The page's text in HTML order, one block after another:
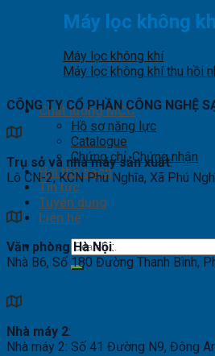
Máy lọc không
Máy lọc không khí
Máy lọc không khí thu hồi
Chất lượng MCC
Hồ sơ năng lực
Catalogue
Chứng chỉ, Chứng nhận
Hơi thở sạch
Tin tức
Tuyển dụng
Liên hệ
Search
for:
CÔNG TY CỔ PHẦN CÔNG NGHỆ
Trụ sở và nhà máy sản xuất:
Lô CN-2, KCN Phú Nghĩa, Xã Phú
Văn phòng Hà Nội:
Nhà B6, Số 180 Đường Thanh Bình,
Nhà máy 2:
Nhà máy 2: Số 41 Đường N9, Đông